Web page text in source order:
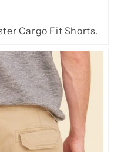
Cargo Fit Shorts.